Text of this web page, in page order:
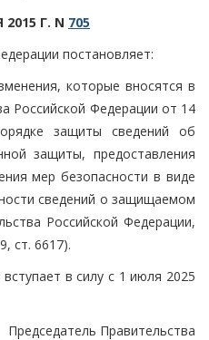
Г. N 705
постановляет:
которые вносятся в
Российской Федерации от 14
защиты сведений об
защиты, предоставления
мер безопасности в виде
сведений о защищаемом
Российской Федерации,
ст. 6617).
в силу с 1 июля 2025
Председатель Правительства